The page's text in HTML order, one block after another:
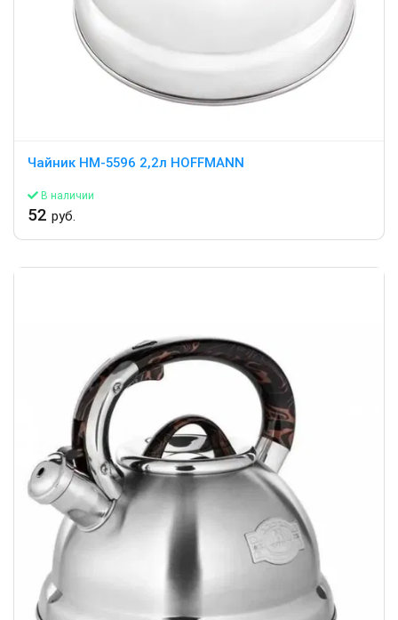
Чайник HM-5596 2,2л HOFFMANN
В наличии
52 руб.